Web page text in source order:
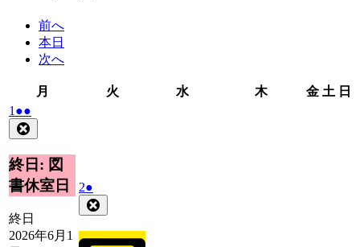
前へ
本日
次へ
月 火火
水 木木
金金
土 土
日
1 2026
年
6
月
1
日
●●
件
の
イ
ベ
ン
ト)
終日: 図
書休室日
終日
2026年6月1
22026
年
6
月
●
件
の
イ